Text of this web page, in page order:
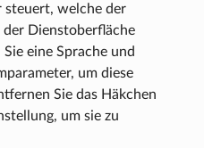
steuert, welche der
Dienstoberfläche
eine Sprache und
um diese
Sie das Häkchen
um sie zu